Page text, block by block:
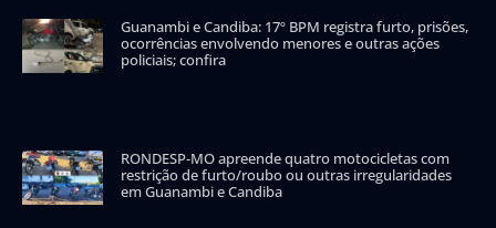
Guanambi e Candiba: 17º BPM registra furto, prisões,
ocorrências envolvendo menores e outras ações
policiais; confira
RONDESP-MO apreende quatro motocicletas com
restrição de furto/roubo ou outras irregularidades
em Guanambi e Candiba